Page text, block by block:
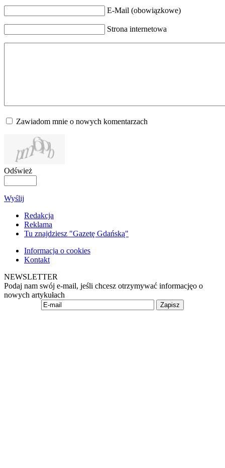
E-Mail (obowiązkowe)
Strona internetowa
Zawiadom mnie o nowych komentarzach
Odśwież
Wyślij
Redakcja
Reklama
Tu znajdziesz "Gazetę Gdańską"
Informacja o cookies
Kontakt
NEWSLETTER
Podaj nam swój e-mail, jeśli chcesz otrzymywać informacjęo o
nowych artykułach
Zapisz